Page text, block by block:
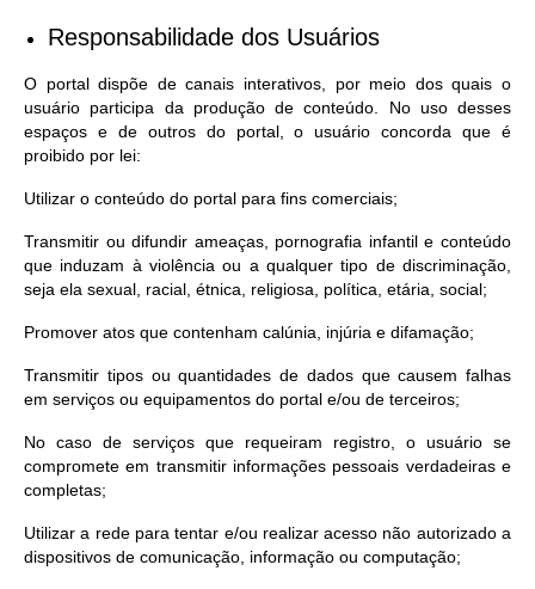
Responsabilidade dos Usuários
O portal dispõe de canais interativos, por meio dos quais o
usuário participa da produção de conteúdo. No uso desses
espaços e de outros do portal, o usuário concorda que é
proibido por lei:
Utilizar o conteúdo do portal para fins comerciais;
Transmitir ou difundir ameaças, pornografia infantil e conteúdo
que induzam à violência ou a qualquer tipo de discriminação,
seja ela sexual, racial, étnica, religiosa, política, etária, social;
Promover atos que contenham calúnia, injúria e difamação;
Transmitir tipos ou quantidades de dados que causem falhas
em serviços ou equipamentos do portal e/ou de terceiros;
No caso de serviços que requeiram registro, o usuário se
compromete em transmitir informações pessoais verdadeiras e
completas;
Utilizar a rede para tentar e/ou realizar acesso não autorizado a
dispositivos de comunicação, informação ou computação;